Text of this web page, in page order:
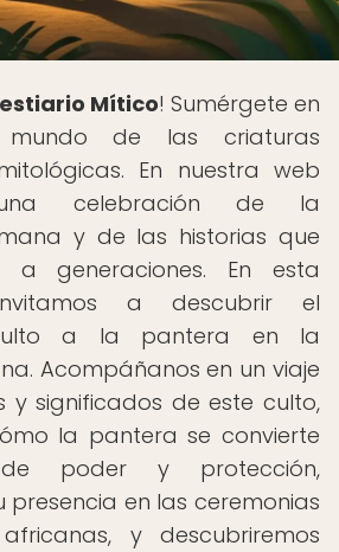
Mítico! Sumérgete en
de las criaturas
En nuestra web
celebración de la
y de las historias que
a generaciones. En esta
a descubrir el
a la pantera en la
Acompáñanos en un viaje
y significados de este culto,
la pantera se convierte
poder y protección,
presencia en las ceremonias
y descubriremos